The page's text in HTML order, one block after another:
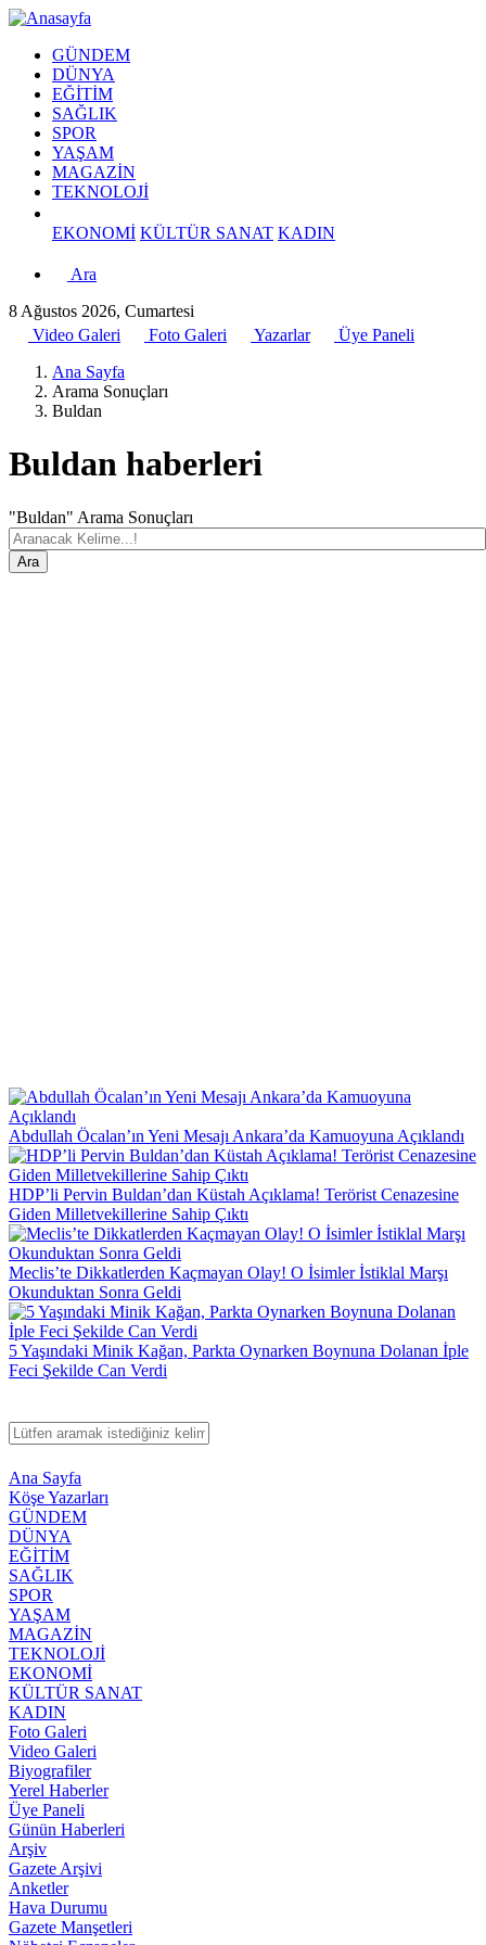
GÜNDEM
DÜNYA
EĞİTİM
SAĞLIK
SPOR
YAŞAM
MAGAZİN
TEKNOLOJİ
EKONOMİ KÜLTÜR SANAT KADIN
Ara
8 Ağustos 2026, Cumartesi
Video Galeri
Foto Galeri Yazarlar
Üye Paneli
Ana Sayfa
Arama Sonuçları
Buldan
Buldan haberleri
"Buldan" Arama Sonuçları
Abdullah Öcalan’ın Yeni Mesajı Ankara’da Kamuoyuna Açıklandı
HDP’li Pervin Buldan’dan Küstah Açıklama! Terörist Cenazesine
Giden Milletvekillerine Sahip Çıktı
Meclis’te Dikkatlerden Kaçmayan Olay! O İsimler İstiklal Marşı
Okunduktan Sonra Geldi
5 Yaşındaki Minik Kağan, Parkta Oynarken Boynuna Dolanan İple
Feci Şekilde Can Verdi
Ana Sayfa
Köşe Yazarları
GÜNDEM
DÜNYA
EĞİTİM
SAĞLIK
SPOR
YAŞAM
MAGAZİN
TEKNOLOJİ
EKONOMİ
KÜLTÜR SANAT
KADIN
Foto Galeri
Video Galeri
Biyografiler
Yerel Haberler
Üye Paneli
Günün Haberleri
Arşiv
Gazete Arşivi
Anketler
Hava Durumu
Gazete Manşetleri